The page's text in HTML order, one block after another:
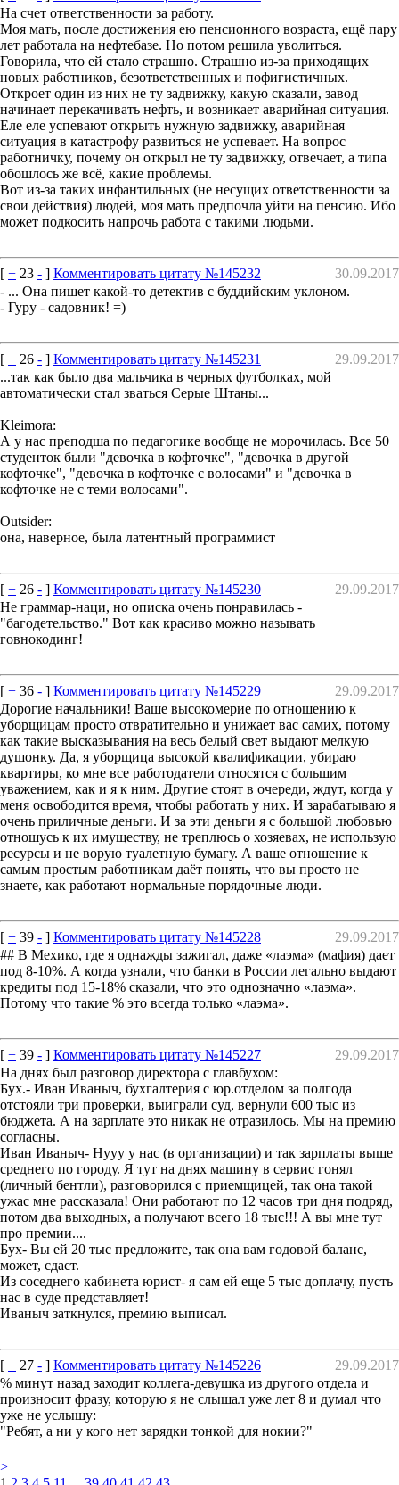
На счет ответственности за работу.
Моя мать, после достижения ею пенсионного возраста, ещё пару
лет работала на нефтебазе. Но потом решила уволиться.
Говорила, что ей стало страшно. Страшно из-за приходящих
новых работников, безответственных и пофигистичных.
Откроет один из них не ту задвижку, какую сказали, завод
начинает перекачивать нефть, и возникает аварийная ситуация.
Еле еле успевают открыть нужную задвижку, аварийная
ситуация в катастрофу развиться не успевает. На вопрос
работничку, почему он открыл не ту задвижку, отвечает, а типа
обошлось же всё, какие проблемы.
Вот из-за таких инфантильных (не несущих ответственности за
свои действия) людей, моя мать предпочла уйти на пенсию. Ибо
может подкосить напрочь работа с такими людьми.
[ + 23 - ] Комментировать цитату №145232
30.09.2017
- ... Она пишет какой-то детектив с буддийским уклоном.
- Гуру - садовник! =)
[ + 26 - ] Комментировать цитату №145231
29.09.2017
...так как было два мальчика в черных футболках, мой
автоматически стал зваться Серые Штаны...
Kleimora:
А у нас преподша по педагогике вообще не морочилась. Все 50
студенток были "девочка в кофточке", "девочка в другой
кофточке", "девочка в кофточке с волосами" и "девочка в
кофточке не с теми волосами".
Outsider:
она, наверное, была латентный программист
[ + 26 - ] Комментировать цитату №145230
29.09.2017
Не граммар-наци, но описка очень понравилась -
"багодетельство." Вот как красиво можно называть
говнокодинг!
[ + 36 - ] Комментировать цитату №145229
29.09.2017
Дорогие начальники! Ваше высокомерие по отношению к
уборщицам просто отвратительно и унижает вас самих, потому
как такие высказывания на весь белый свет выдают мелкую
душонку. Да, я уборщица высокой квалификации, убираю
квартиры, ко мне все работодатели относятся с большим
уважением, как и я к ним. Другие стоят в очереди, ждут, когда у
меня освободится время, чтобы работать у них. И зарабатываю я
очень приличные деньги. И за эти деньги я с большой любовью
отношусь к их имуществу, не треплюсь о хозяевах, не использую
ресурсы и не ворую туалетную бумагу. А ваше отношение к
самым простым работникам даёт понять, что вы просто не
знаете, как работают нормальные порядочные люди.
[ + 39 - ] Комментировать цитату №145228
29.09.2017
## В Мехико, где я однажды зажигал, даже «лаэма» (мафия) дает
под 8-10%. А когда узнали, что банки в России легально выдают
кредиты под 15-18% сказали, что это однозначно «лаэма».
Потому что такие % это всегда только «лаэма».
[ + 39 - ] Комментировать цитату №145227
29.09.2017
На днях был разговор директора с главбухом:
Бух.- Иван Иваныч, бухгалтерия с юр.отделом за полгода
отстояли три проверки, выиграли суд, вернули 600 тыс из
бюджета. А на зарплате это никак не отразилось. Мы на премию
согласны.
Иван Иваныч- Нууу у нас (в организации) и так зарплаты выше
среднего по городу. Я тут на днях машину в сервис гонял
(личный бентли), разговорился с приемщицей, так она такой
ужас мне рассказала! Они работают по 12 часов три дня подряд,
потом два выходных, а получают всего 18 тыс!!! А вы мне тут
про премии....
Бух- Вы ей 20 тыс предложите, так она вам годовой баланс,
может, сдаст.
Из соседнего кабинета юрист- я сам ей еще 5 тыс доплачу, пусть
нас в суде представляет!
Иваныч заткнулся, премию выписал.
[ + 27 - ] Комментировать цитату №145226
29.09.2017
% минут назад заходит коллега-девушка из другого отдела и
произносит фразу, которую я не слышал уже лет 8 и думал что
уже не услышу:
"Ребят, а ни у кого нет зарядки тонкой для нокии?"
>